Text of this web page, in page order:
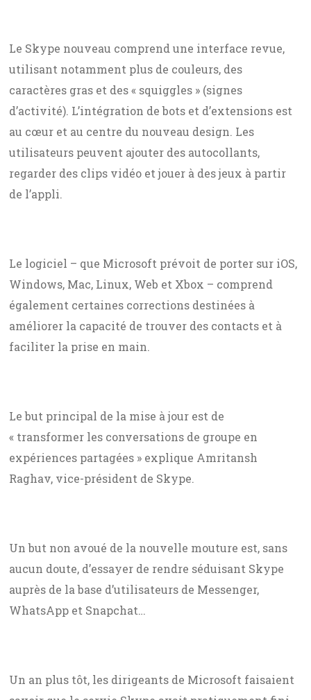
Le Skype nouveau comprend une interface revue,
utilisant notamment plus de couleurs, des
caractères gras et des « squiggles » (signes
d’activité). L’intégration de bots et d’extensions est
au cœur et au centre du nouveau design. Les
utilisateurs peuvent ajouter des autocollants,
regarder des clips vidéo et jouer à des jeux à partir
de l’appli.
Le logiciel – que Microsoft prévoit de porter sur iOS,
Windows, Mac, Linux, Web et Xbox – comprend
également certaines corrections destinées à
améliorer la capacité de trouver des contacts et à
faciliter la prise en main.
Le but principal de la mise à jour est de
« transformer les conversations de groupe en
expériences partagées » explique Amritansh
Raghav, vice-président de Skype.
Un but non avoué de la nouvelle mouture est, sans
aucun doute, d’essayer de rendre séduisant Skype
auprès de la base d’utilisateurs de Messenger,
WhatsApp et Snapchat…
Un an plus tôt, les dirigeants de Microsoft faisaient